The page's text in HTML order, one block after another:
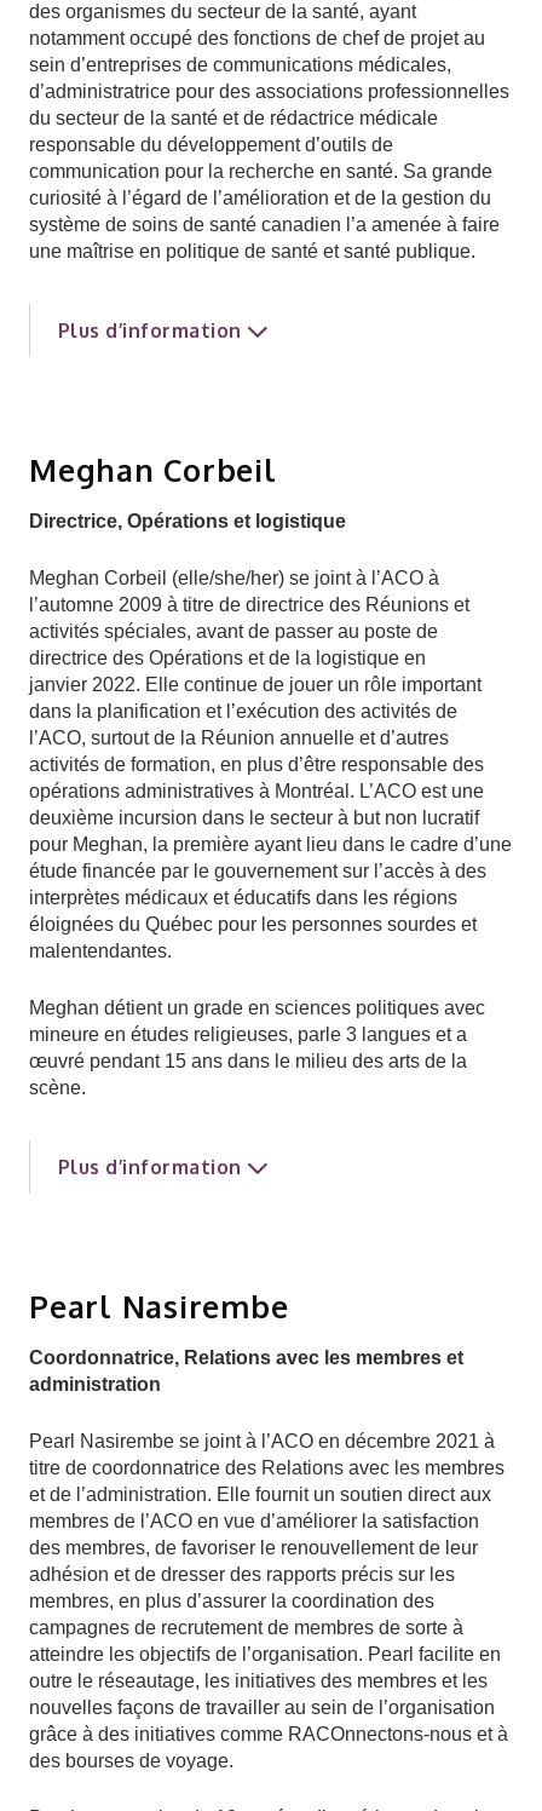
des organismes du secteur de la santé, ayant
notamment occupé des fonctions de chef de projet au
sein d’entreprises de communications médicales,
d’administratrice pour des associations professionnelles
du secteur de la santé et de rédactrice médicale
responsable du développement d’outils de
communication pour la recherche en santé. Sa grande
curiosité à l’égard de l’amélioration et de la gestion du
système de soins de santé canadien l’a amenée à faire
une maîtrise en politique de santé et santé publique.
Plus d’information
Meghan Corbeil
Directrice, Opérations et logistique
Meghan Corbeil (elle/she/her) se joint à l’ACO à
l’automne 2009 à titre de directrice des Réunions et
activités spéciales, avant de passer au poste de
directrice des Opérations et de la logistique en
janvier 2022. Elle continue de jouer un rôle important
dans la planification et l’exécution des activités de
l’ACO, surtout de la Réunion annuelle et d’autres
activités de formation, en plus d’être responsable des
opérations administratives à Montréal. L’ACO est une
deuxième incursion dans le secteur à but non lucratif
pour Meghan, la première ayant lieu dans le cadre d’une
étude financée par le gouvernement sur l’accès à des
interprètes médicaux et éducatifs dans les régions
éloignées du Québec pour les personnes sourdes et
malentendantes.
Meghan détient un grade en sciences politiques avec
mineure en études religieuses, parle 3 langues et a
œuvré pendant 15 ans dans le milieu des arts de la
scène.
Plus d’information
Pearl Nasirembe
Coordonnatrice, Relations avec les membres et
administration
Pearl Nasirembe se joint à l’ACO en décembre 2021 à
titre de coordonnatrice des Relations avec les membres
et de l’administration. Elle fournit un soutien direct aux
membres de l’ACO en vue d’améliorer la satisfaction
des membres, de favoriser le renouvellement de leur
adhésion et de dresser des rapports précis sur les
membres, en plus d’assurer la coordination des
campagnes de recrutement de membres de sorte à
atteindre les objectifs de l’organisation. Pearl facilite en
outre le réseautage, les initiatives des membres et les
nouvelles façons de travailler au sein de l’organisation
grâce à des initiatives comme RACOnnectons-nous et à
des bourses de voyage.